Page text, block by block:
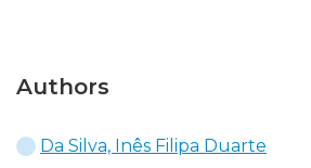
Authors
Da Silva, Inês Filipa Duarte